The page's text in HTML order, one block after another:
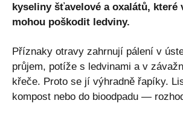
kyseliny šťavelové a oxalátů, které
mohou poškodit ledviny.
Příznaky otravy zahrnují pálení v
průjem, potíže s ledvinami a v
křeče. Proto se jí výhradně řapíky.
kompost nebo do bioodpadu —